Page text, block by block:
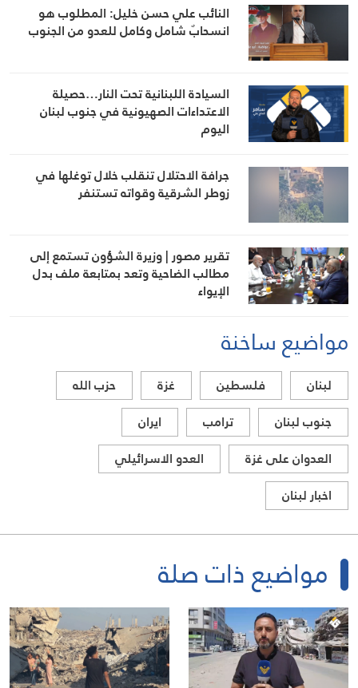
النائب علي حسن خليل: المطلوب هو
انسحابٌ شامل وكامل للعدو من الجنوب
السيادة اللبنانية تحت النار…حصيلة
الاعتداءات الصهيونية في جنوب لبنان
اليوم
جرافة الاحتلال تنقلب خلال توغلها في
زوطر الشرقية وقواته تستنفر
تقرير مصور | وزيرة الشؤون تستمع إلى
مطالب الضاحية وتعد بمتابعة ملف بدل
الإيواء
مواضيع ساخنة
لبنان فلسطين غزة
حزب الله
جنوب لبنان
ترامب
ايران
العدوان على غزة
العدو الاسرائيلي
اخبار لبنان
مواضيع ذات صلة